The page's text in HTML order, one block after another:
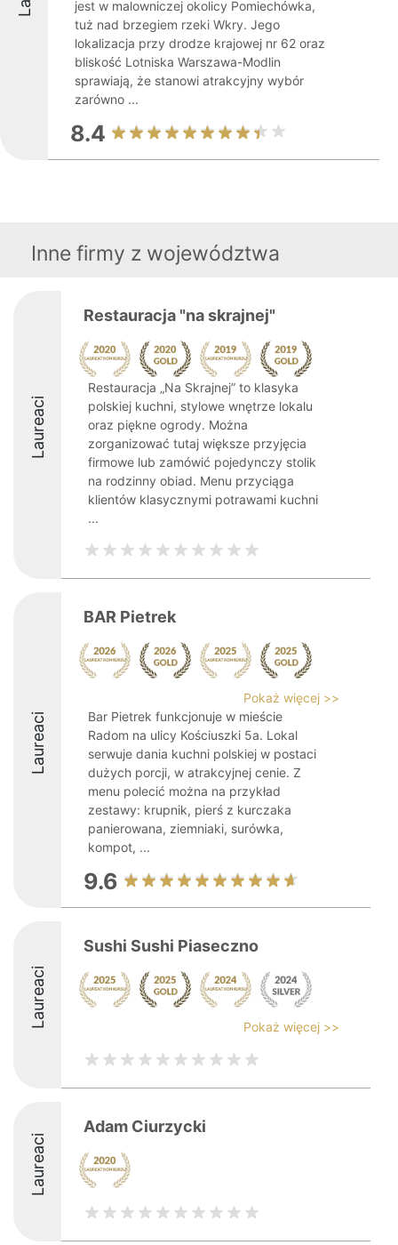
jest w malowniczej okolicy Pomiechówka,
tuż nad brzegiem rzeki Wkry. Jego
lokalizacja przy drodze krajowej nr 62 oraz
bliskość Lotniska Warszawa-Modlin
sprawiają, że stanowi atrakcyjny wybór
zarówno ...
8.4
Inne firmy z województwa
Laureaci
Restauracja "na skrajnej"
Restauracja „Na Skrajnej” to klasyka
polskiej kuchni, stylowe wnętrze lokalu
oraz piękne ogrody. Można
zorganizować tutaj większe przyjęcia
firmowe lub zamówić pojedynczy stolik
na rodzinny obiad. Menu przyciąga
klientów klasycznymi potrawami kuchni
...
Laureaci
BAR Pietrek
Pokaż więcej >>
Bar Pietrek funkcjonuje w mieście
Radom na ulicy Kościuszki 5a. Lokal
serwuje dania kuchni polskiej w postaci
dużych porcji, w atrakcyjnej cenie. Z
menu polecić można na przykład
zestawy: krupnik, pierś z kurczaka
panierowana, ziemniaki, surówka,
kompot, ...
9.6
Laureaci
Sushi Sushi Piaseczno
Pokaż więcej >>
Laureaci
Adam Ciurzycki